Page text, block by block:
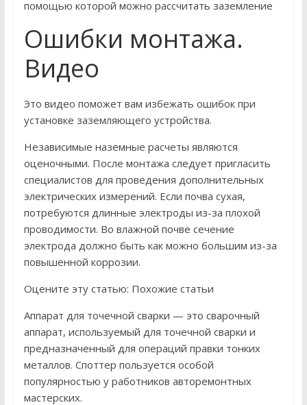
помощью которой можно рассчитать заземление
Ошибки монтажа.
Видео
Это видео поможет вам избежать ошибок при
установке заземляющего устройства.
Независимые наземные расчеты являются
оценочными. После монтажа следует пригласить
специалистов для проведения дополнительных
электрических измерений. Если почва сухая,
потребуются длинные электроды из-за плохой
проводимости. Во влажной почве сечение
электрода должно быть как можно большим из-за
повышенной коррозии.
Оцените эту статью: Похожие статьи
Аппарат для точечной сварки — это сварочный
аппарат, используемый для точечной сварки и
предназначенный для операций правки тонких
металлов. Споттер пользуется особой
популярностью у работников авторемонтных
мастерских.